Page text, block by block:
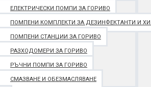
ЕЛЕКТРИЧЕСКИ ПОМПИ ЗА ГОРИВО
ПОМПЕНИ КОМПЛЕКТИ ЗА ДЕЗИНФЕКТАНТИ И
ПОМПЕНИ СТАНЦИИ ЗА ГОРИВО
РАЗХОДОМЕРИ ЗА ГОРИВО
РЪЧНИ ПОМПИ ЗА ГОРИВО
СМАЗВАНЕ И ОБЕЗМАСЛЯВАНЕ